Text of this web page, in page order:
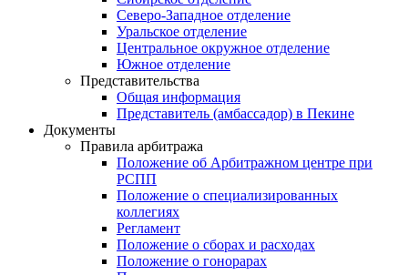
Северо-Западное отделение
Уральское отделение
Центральное окружное отделение
Южное отделение
Представительства
Общая информация
Представитель (амбассадор) в Пекине
Документы
Правила арбитража
Положение об Арбитражном центре при
РСПП
Положение о специализированных
коллегиях
Регламент
Положение о сборах и расходах
Положение о гонорарах